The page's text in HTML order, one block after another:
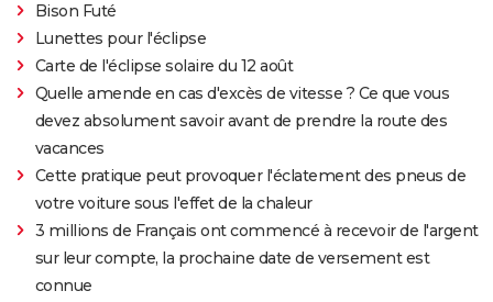
Bison Futé
Lunettes pour l'éclipse
Carte de l'éclipse solaire du 12 août
Quelle amende en cas d'excès de vitesse ? Ce que vous
devez absolument savoir avant de prendre la route des
vacances
Cette pratique peut provoquer l'éclatement des pneus de
votre voiture sous l'effet de la chaleur
3 millions de Français ont commencé à recevoir de l'argent
sur leur compte, la prochaine date de versement est
connue